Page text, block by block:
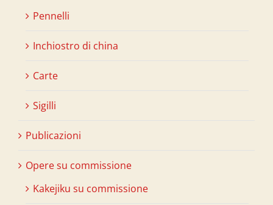
Pennelli
Inchiostro di china
Carte
Sigilli
Publicazioni
Opere su commissione
Kakejiku su commissione